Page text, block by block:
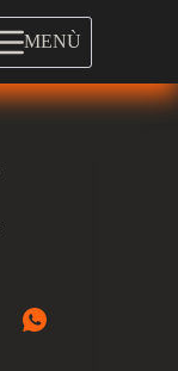
MENÙ